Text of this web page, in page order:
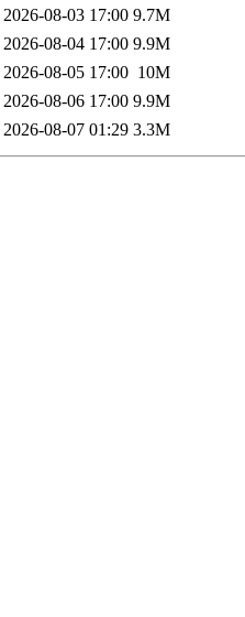
2026-08-03 17:00 9.7M
2026-08-04 17:00 9.9M
2026-08-05 17:00 10M
2026-08-06 17:00 9.9M
2026-08-07 01:29 3.3M